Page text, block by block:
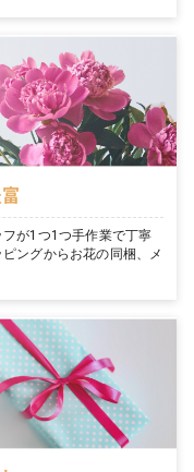
が1つ1つ手作業で丁寧
ングからお花の同梱、メ